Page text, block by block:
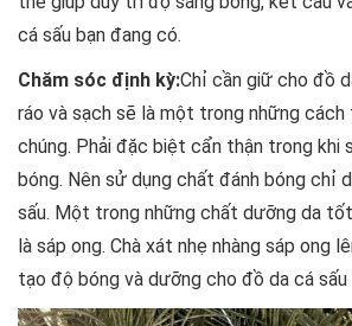
cá sấu bạn đang có.
Chăm sóc định kỳ:Chỉ cần giữ cho đồ
ráo và sạch sẽ là một trong những
chúng. Phải đặc biệt cẩn thận trong khi
bóng. Nên sử dụng chất đánh bóng chỉ
sấu. Một trong những chất dưỡng da
là sáp ong. Chà xát nhẹ nhàng sáp ong
tạo độ bóng và dưỡng cho đồ da cá sấu